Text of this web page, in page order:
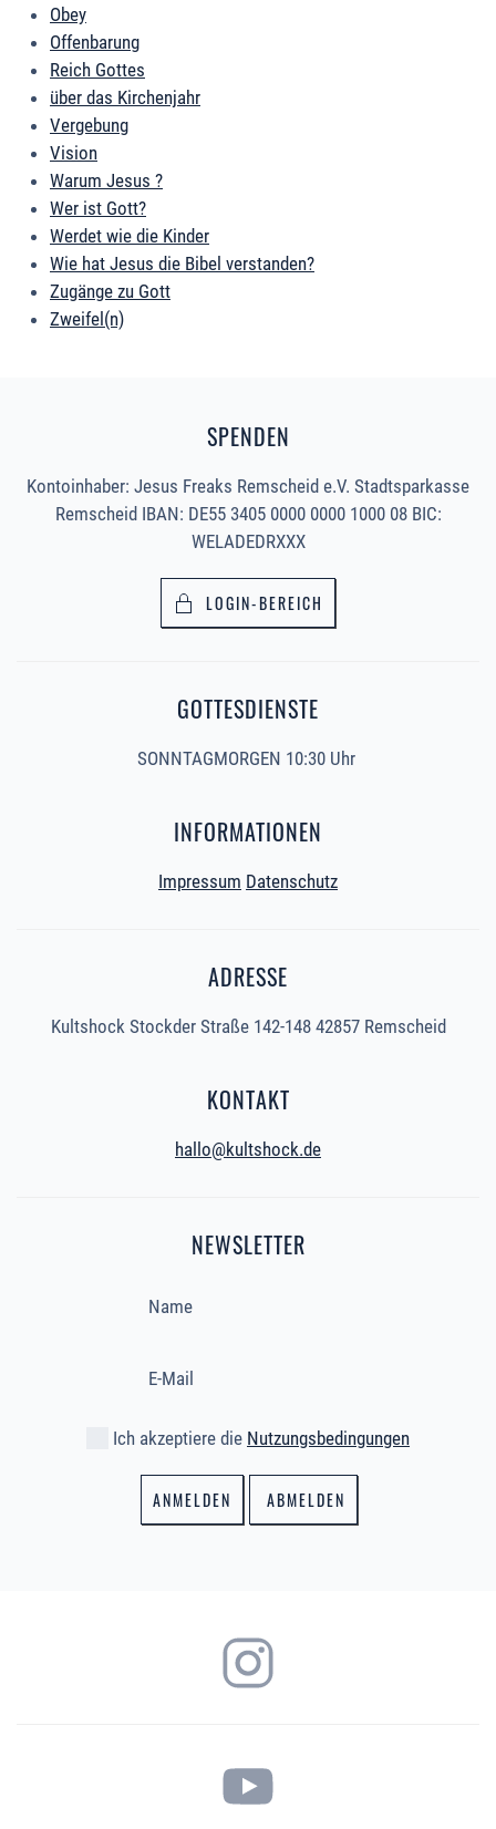
Obey
Offenbarung
Reich Gottes
über das Kirchenjahr
Vergebung
Vision
Warum Jesus ?
Wer ist Gott?
Werdet wie die Kinder
Wie hat Jesus die Bibel verstanden?
Zugänge zu Gott
Zweifel(n)
SPENDEN
Kontoinhaber: Jesus Freaks Remscheid e.V. Stadtsparkasse
Remscheid IBAN: DE55 3405 0000 0000 1000 08 BIC:
WELADEDRXXX
LOGIN-BEREICH
GOTTESDIENSTE
SONNTAGMORGEN 10:30 Uhr
INFORMATIONEN
Impressum Datenschutz
ADRESSE
Kultshock Stockder Straße 142-148 42857 Remscheid
KONTAKT
hallo@kultshock.de
NEWSLETTER
Ich akzeptiere die Nutzungsbedingungen